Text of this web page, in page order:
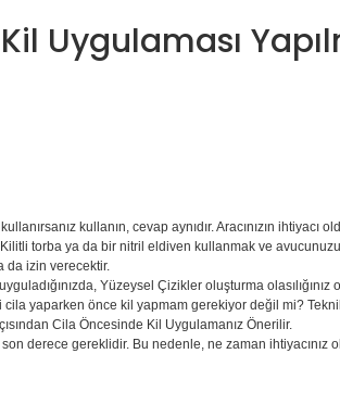
Kil Uygulaması
kullanın, cevap aynıdır. Aracınızın
torba ya da bir nitril eldiven kullanmak ve
da izin verecektir.
Yüzeysel Çizikler oluşturma
cila yaparken önce kil yapmam gerekiyor değil mi?
Cila Öncesinde Kil Uygulamanız Önerilir.
derece gereklidir. Bu nedenle, ne zaman